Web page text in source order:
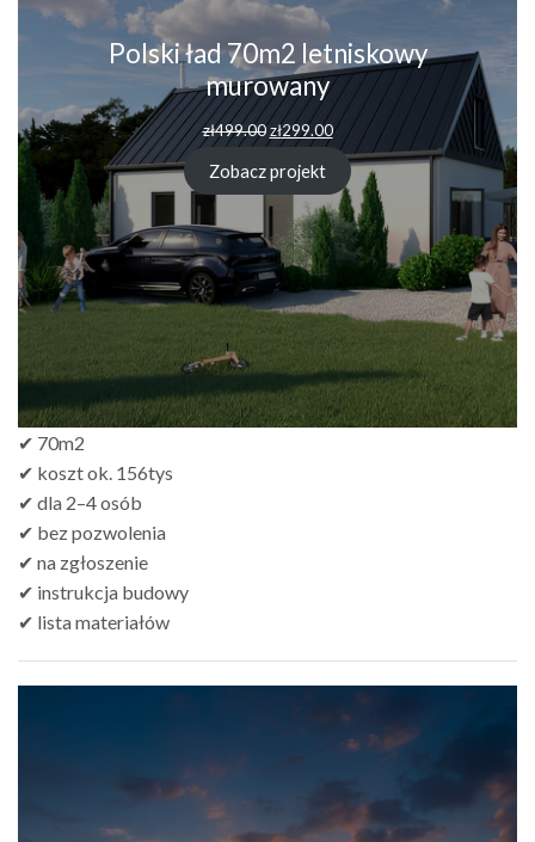
Polski ład 70m2 letniskowy
murowany
zł499.00 zł299.00
Zobacz projekt
✔ 70m2
✔ koszt ok. 156tys
✔ dla 2–4 osób
✔ bez pozwolenia
✔ na zgłoszenie
✔ instrukcja budowy
✔ lista materiałów